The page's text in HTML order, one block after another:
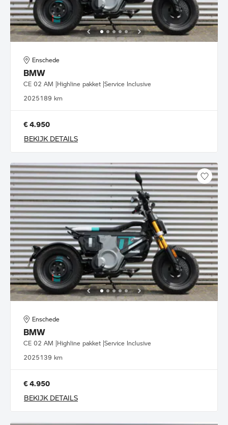
Enschede
BMW
CE 02 AM |Highline pakket |Service Inclusive
2025189 km
€ 4.950
BEKIJK DETAILS
Enschede
BMW
CE 02 AM |Highline pakket |Service Inclusive
2025139 km
€ 4.950
BEKIJK DETAILS